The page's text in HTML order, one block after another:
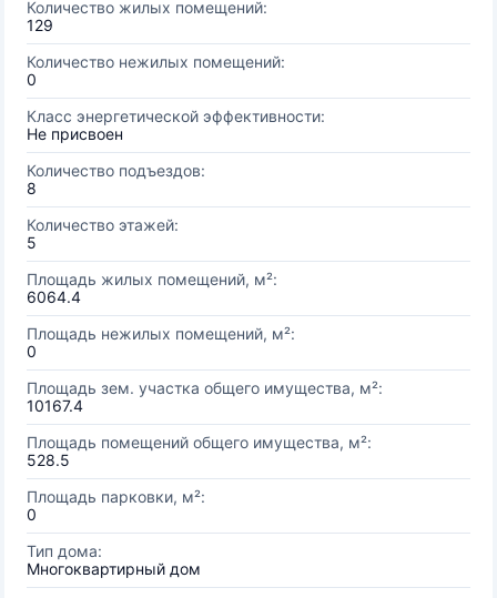
Количество жилых помещений:
129
Количество нежилых помещений:
0
Класс энергетической эффективности:
Не присвоен
Количество подъездов:
8
Количество этажей:
5
Площадь жилых помещений, м²:
6064.4
Площадь нежилых помещений, м²:
0
Площадь зем. участка общего имущества, м²:
10167.4
Площадь помещений общего имущества, м²:
528.5
Площадь парковки, м²:
0
Тип дома:
Многоквартирный дом